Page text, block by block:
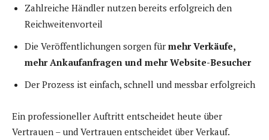
Zahlreiche Händler nutzen bereits erfolgreich den
Reichweitenvorteil
Die Veröffentlichungen sorgen für mehr Verkäufe,
mehr Ankaufanfragen und mehr Website-Besucher
Der Prozess ist einfach, schnell und messbar erfolgreich
Ein professioneller Auftritt entscheidet heute über
Vertrauen – und Vertrauen entscheidet über Verkauf.